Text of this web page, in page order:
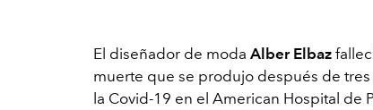
El diseñador de moda Alber Elbaz
muerte que se produjo después de
la Covid-19 en el American Hospital de